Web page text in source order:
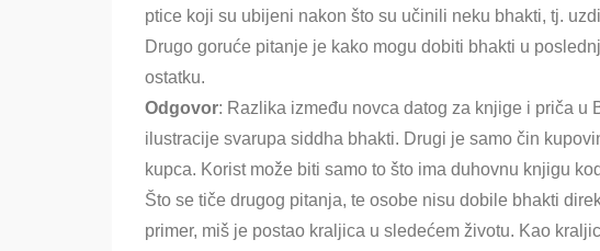
ptice koji su ubijeni nakon što su učinili neku bhakti, tj.
Drugo goruće pitanje je kako mogu dobiti bhakti u
ostatku.
Odgovor: Razlika između novca datog za knjige i priča u
ilustracije svarupa siddha bhakti. Drugi je samo čin
kupca. Korist može biti samo to što ima duhovnu knjigu
Što se tiče drugog pitanja, te osobe nisu dobile bhakti
primer, miš je postao kraljica u sledećem životu. Kao